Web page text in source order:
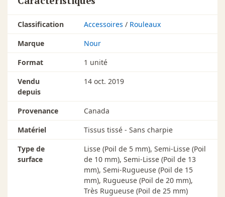
Classification Accessoires / Rouleaux
Marque
Nour
Format
1 unité
Vendu
depuis
14 oct. 2019
Provenance
Canada
Matériel
Tissus tissé - Sans charpie
Type de
surface
Lisse (Poil de 5 mm), Semi-Lisse (Poil
de 10 mm), Semi-Lisse (Poil de 13
mm), Semi-Rugueuse (Poil de 15
mm), Rugueuse (Poil de 20 mm),
Très Rugueuse (Poil de 25 mm)